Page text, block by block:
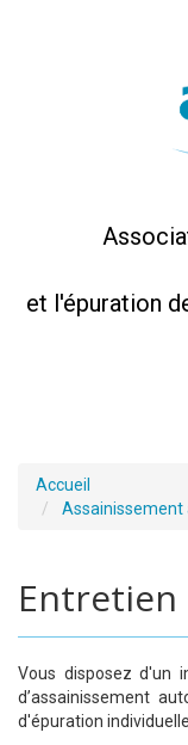
et l'épuration
Accueil
Assainissement
Entretien
Vous disposez d'un
d’assainissement
d'épuration